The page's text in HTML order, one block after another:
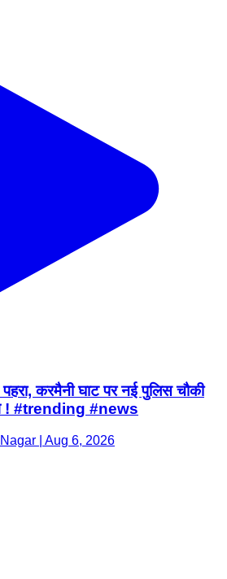
करमैनी घाट पर नई पुलिस चौकी
! #trending #news
| Aug 6, 2026